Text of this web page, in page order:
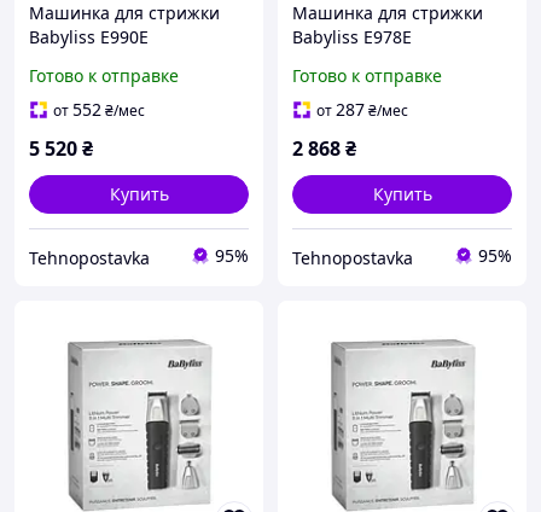
Машинка для стрижки
Babyliss E990E
Готово к отправке
от552₴/мес
5 520₴
Купить
Tehnopostavka 95%
Машинка для стрижки
Babyliss E978E
Готово к отправке
от287₴/мес
2 868₴
Купить
Tehnopostavka 95%